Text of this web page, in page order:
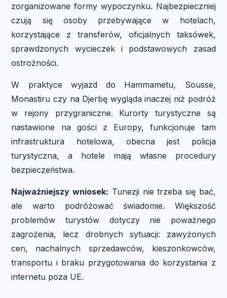
zorganizowane formy wypoczynku. Najbezpieczniej
czują się osoby przebywające w hotelach,
korzystające z transferów, oficjalnych taksówek,
sprawdzonych wycieczek i podstawowych zasad
ostrożności.
W praktyce wyjazd do Hammametu, Sousse,
Monastiru czy na Djerbę wygląda inaczej niż podróż
w rejony przygraniczne. Kurorty turystyczne są
nastawione na gości z Europy, funkcjonuje tam
infrastruktura hotelowa, obecna jest policja
turystyczna, a hotele mają własne procedury
bezpieczeństwa.
Najważniejszy wniosek: Tunezji nie trzeba się bać,
ale warto podróżować świadomie. Większość
problemów turystów dotyczy nie poważnego
zagrożenia, lecz drobnych sytuacji: zawyżonych
cen, nachalnych sprzedawców, kieszonkowców,
transportu i braku przygotowania do korzystania z
internetu poza UE.